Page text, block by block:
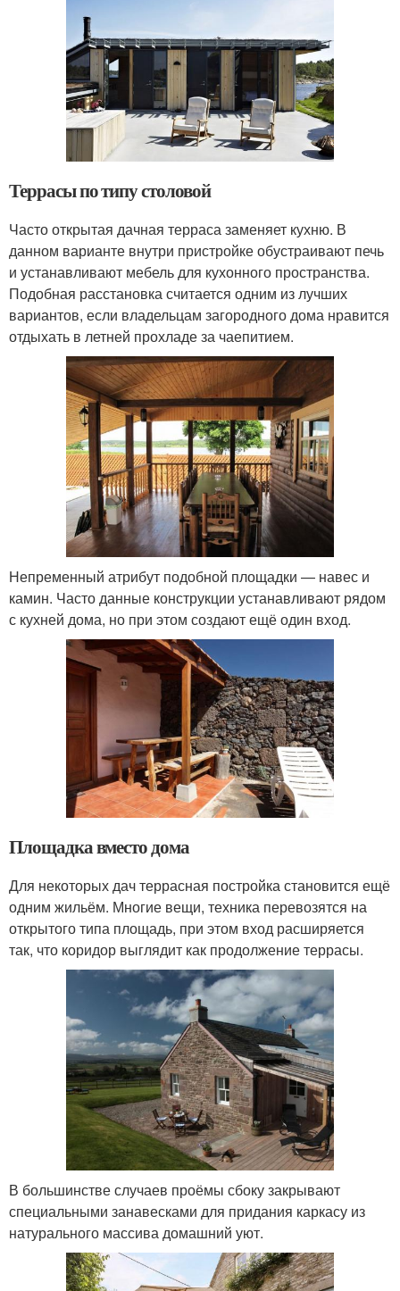
Террасы по типу столовой
Часто открытая дачная терраса заменяет кухню. В
данном варианте внутри пристройке обустраивают печь
и устанавливают мебель для кухонного пространства.
Подобная расстановка считается одним из лучших
вариантов, если владельцам загородного дома нравится
отдыхать в летней прохладе за чаепитием.
Непременный атрибут подобной площадки — навес и
камин. Часто данные конструкции устанавливают рядом
с кухней дома, но при этом создают ещё один вход.
Площадка вместо дома
Для некоторых дач террасная постройка становится ещё
одним жильём. Многие вещи, техника перевозятся на
открытого типа площадь, при этом вход расширяется
так, что коридор выглядит как продолжение террасы.
В большинстве случаев проёмы сбоку закрывают
специальными занавесками для придания каркасу из
натурального массива домашний уют.